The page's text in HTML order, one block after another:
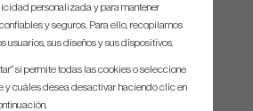
personalizada y para mantener
y seguros. Para ello, recopilamos
usuarios, sus diseños y sus dispositivos.
si permite todas las cookies o seleccione
y cuáles desea desactivar haciendo clic en